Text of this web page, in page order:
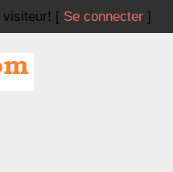
visiteur! [ Se connecter]